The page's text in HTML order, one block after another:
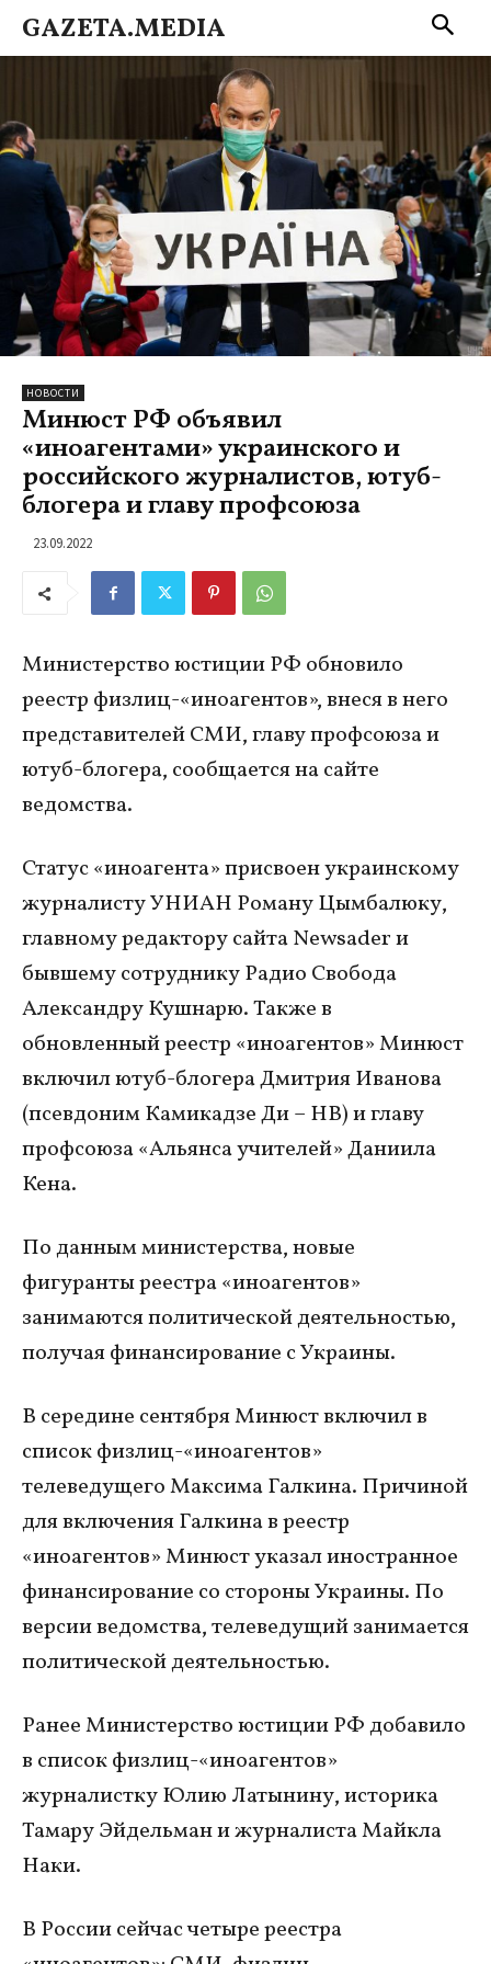
GAZETA.MEDIA
НОВОСТИ
Минюст РФ объявил
«иноагентами» украинского и
российского журналистов, ютуб-
блогера и главу профсоюза
23.09.2022
Министерство юстиции РФ обновило
реестр физлиц-«иноагентов», внеся в него
представителей СМИ, главу профсоюза и
ютуб-блогера, сообщается на сайте
ведомства.
Статус «иноагента» присвоен украинскому
журналисту УНИАН Роману Цымбалюку,
главному редактору сайта Newsader и
бывшему сотруднику Радио Свобода
Александру Кушнарю. Также в
обновленный реестр «иноагентов» Минюст
включил ютуб-блогера Дмитрия Иванова
(псевдоним Камикадзе Ди – НВ) и главу
профсоюза «Альянса учителей» Даниила
Кена.
По данным министерства, новые
фигуранты реестра «иноагентов»
занимаются политической деятельностью,
получая финансирование с Украины.
В середине сентября Минюст включил в
список физлиц-«иноагентов»
телеведущего Максима Галкина. Причиной
для включения Галкина в реестр
«иноагентов» Минюст указал иностранное
финансирование со стороны Украины. По
версии ведомства, телеведущий занимается
политической деятельностью.
Ранее Министерство юстиции РФ добавило
в список физлиц-«иноагентов»
журналистку Юлию Латынину, историка
Тамару Эйдельман и журналиста Майкла
Наки.
В России сейчас четыре реестра